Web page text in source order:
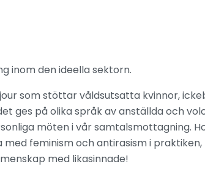
inom den ideella sektorn.
som stöttar våldsutsatta kvinnor,
ges på olika språk av anställda och
möten i vår samtalsmottagning.
feminism och antirasism i
med likasinnade!